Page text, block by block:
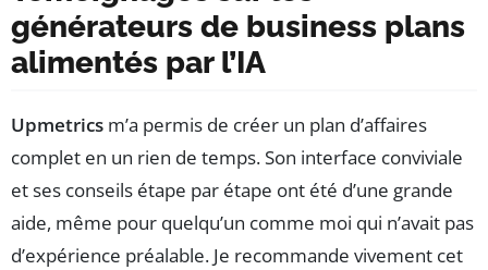
générateurs de business plans
alimentés par l’IA
Upmetrics m’a permis de créer un plan d’affaires
complet en un rien de temps. Son interface conviviale
et ses conseils étape par étape ont été d’une grande
aide, même pour quelqu’un comme moi qui n’avait pas
d’expérience préalable. Je recommande vivement cet